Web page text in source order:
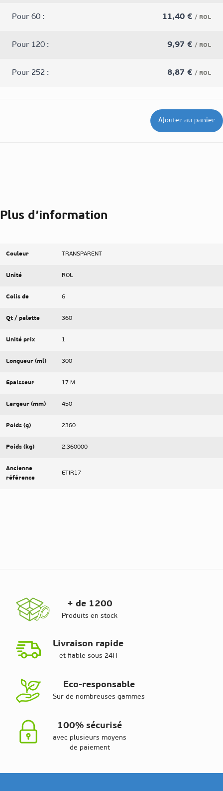
Pour 60 : 11,40 € / ROL
Pour 120 : 9,97 € / ROL
Pour 252 : 8,87 € / ROL
Ajouter au panier
Plus d’information
Couleur TRANSPARENT
Unité ROL
Colis de 6
Qt / palette 360
Unité prix 1
Longueur (ml) 300
Epaisseur 17 Μ
Largeur (mm) 450
Poids (g) 2360
Poids (kg) 2.360000
Ancienne
référence
ETIR17
+ de 1200
Produits en stock
Livraison rapide
et fiable sous 24H
Eco-responsable
Sur de nombreuses gammes
100% sécurisé
avec plusieurs moyens
de paiement